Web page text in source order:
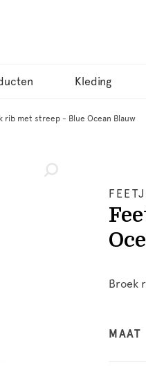
Kleding
rib met streep - Blue Ocean Blauw
Broek
MAAT